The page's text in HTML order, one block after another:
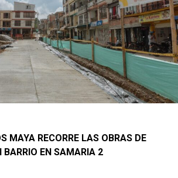
MAYA RECORRE LAS OBRAS DE
BARRIO EN SAMARIA 2